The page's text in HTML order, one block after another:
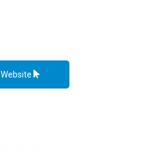
Website